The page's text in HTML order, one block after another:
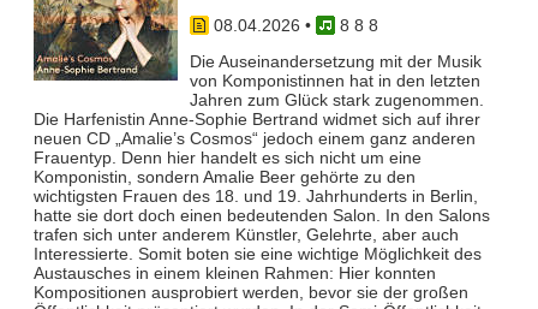
08.04.2026 •
8 8 8
Die Auseinandersetzung mit der Musik
von Komponistinnen hat in den letzten
Jahren zum Glück stark zugenommen.
Die Harfenistin Anne-Sophie Bertrand widmet sich auf ihrer
neuen CD „Amalie’s Cosmos“ jedoch einem ganz anderen
Frauentyp. Denn hier handelt es sich nicht um eine
Komponistin, sondern Amalie Beer gehörte zu den
wichtigsten Frauen des 18. und 19. Jahrhunderts in Berlin,
hatte sie dort doch einen bedeutenden Salon. In den Salons
trafen sich unter anderem Künstler, Gelehrte, aber auch
Interessierte. Somit boten sie eine wichtige Möglichkeit des
Austausches in einem kleinen Rahmen: Hier konnten
Kompositionen ausprobiert werden, bevor sie der großen